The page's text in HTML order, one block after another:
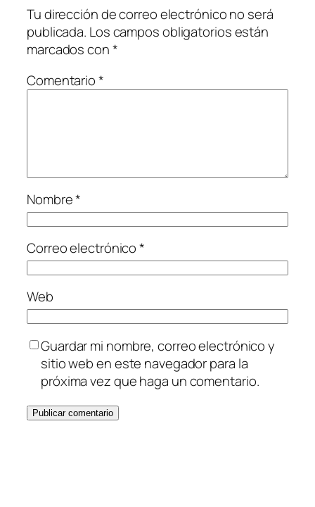
Tu dirección de correo electrónico no será
publicada. Los campos obligatorios están
marcados con*
Comentario*
Nombre*
Correo electrónico*
Web
Guardar mi nombre, correo electrónico y
sitio web en este navegador para la
próxima vez que haga un comentario.